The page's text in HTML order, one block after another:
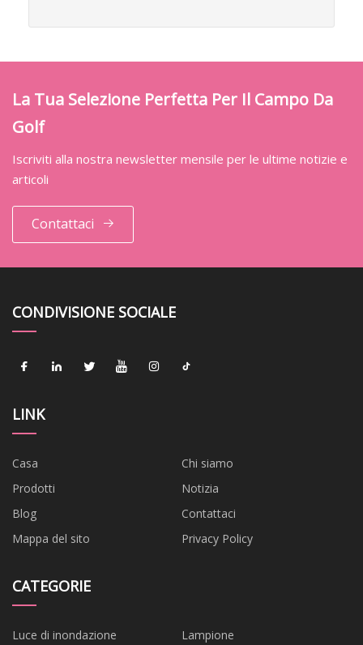
La Tua Selezione Perfetta Per Il Campo Da
Golf
Iscriviti alla nostra newsletter mensile per le ultime notizie e
articoli
Contattaci
CONDIVISIONE SOCIALE
LINK
Casa
Chi siamo
Prodotti
Notizia
Blog
Contattaci
Mappa del sito
Privacy Policy
CATEGORIE
Luce di inondazione Lampione